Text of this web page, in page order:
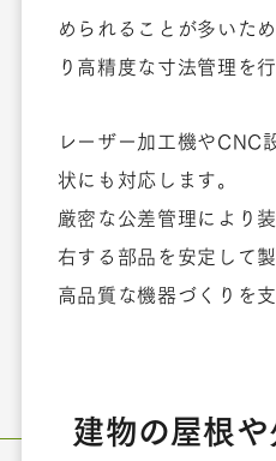
められることが多いた
り高精度な寸法管理を行
レーザー加工機やCNC
状にも対応します。
厳密な公差管理により
右する部品を安定して
高品質な機器づくりを
建物の屋根